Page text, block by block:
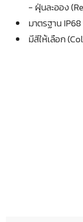
- ฝุ่นละออง
มาตรฐาน
มีสีให้เลือก